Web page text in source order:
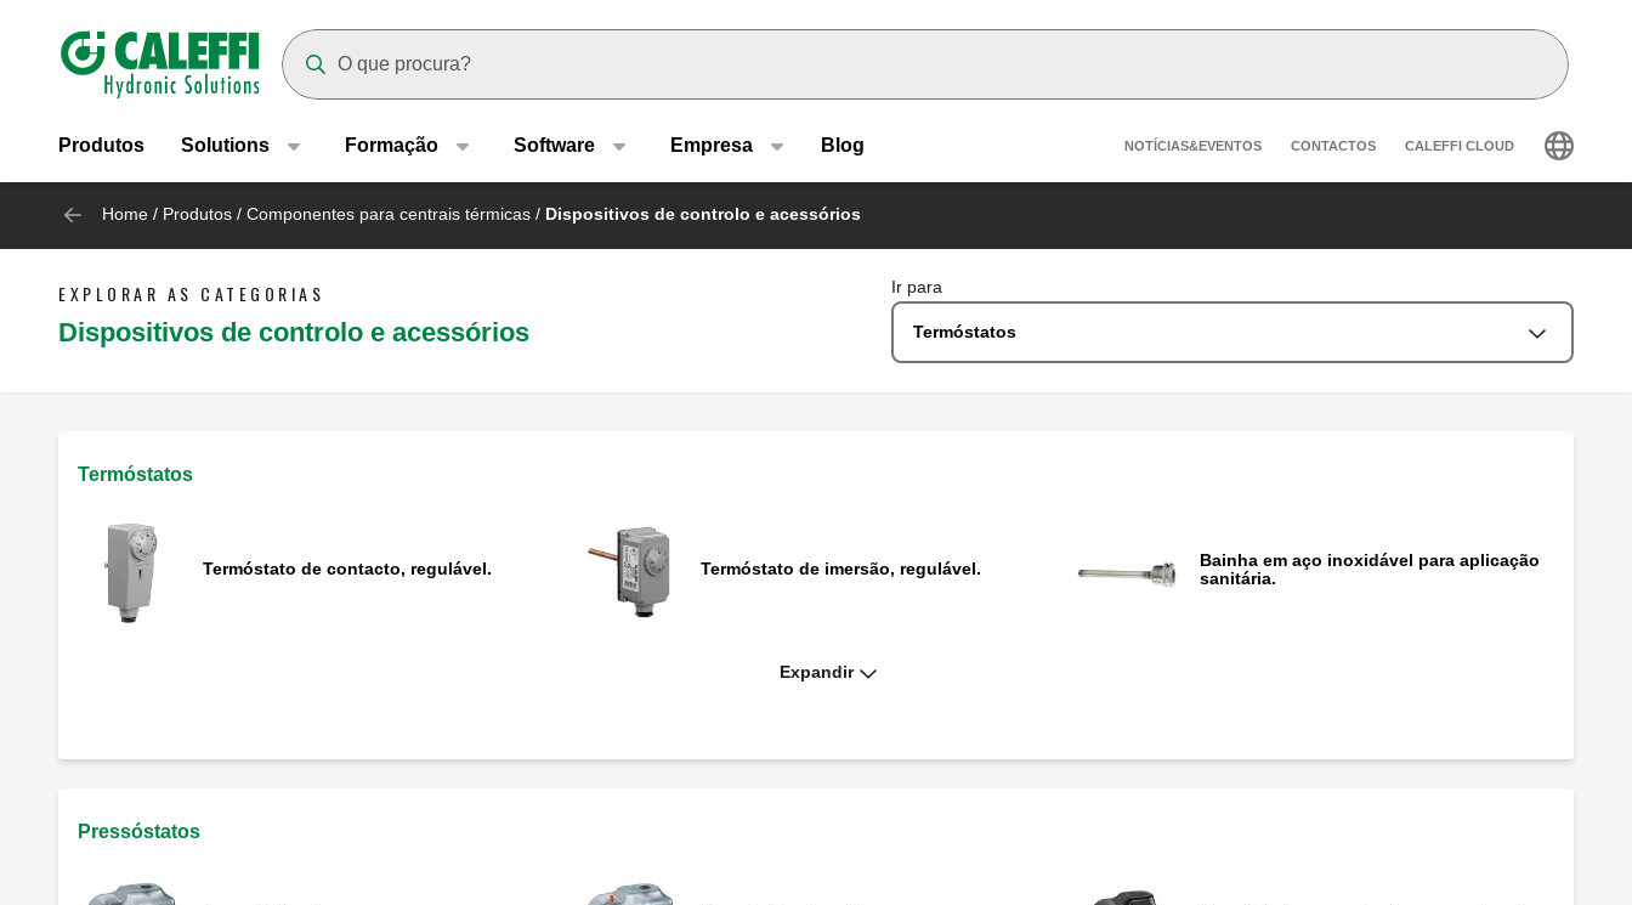
Header main navigation
Produtos Solutions Formação Software Empresa Blog Header secondary navigation
NOTÍCIAS&EVENTOS CONTACTOS CALEFFI CLOUD
Home / Produtos / Componentes para centrais térmicas / Dispositivos de controlo e acessórios
EXPLORAR AS CATEGORIAS
Dispositivos de controlo e acessórios
Ir para
Termóstatos
Termóstatos
Termóstato de contacto, regulável. Termóstato de imersão, regulável.
Bainha em aço inoxidável para aplicação
sanitária.
Termóstato de imersão de segurança com
Expandir
Pressóstatos